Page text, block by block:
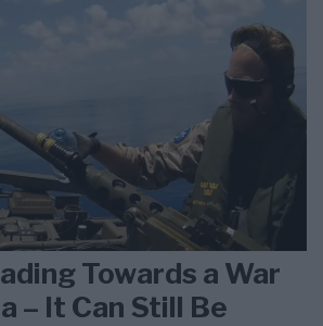
Towards a War
– It Can Still Be